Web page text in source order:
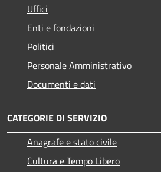
Uffici
Enti e fondazioni
Politici
Personale Amministrativo
Documenti e dati
CATEGORIE DI SERVIZIO
Anagrafe e stato civile
Cultura e Tempo Libero